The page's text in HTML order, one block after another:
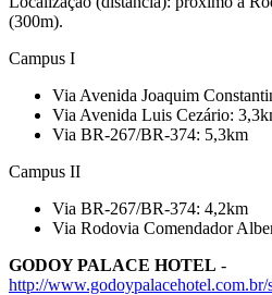
(300m).
Campus I
Via Avenida Joaquim
Via Avenida Luis Cezário:
Via BR-267/BR-374: 5,3km
Campus II
Via BR-267/BR-374: 4,2km
Via Rodovia Comendador
GODOY PALACE HOTEL -
http://www.godoypalacehotel.com.br/